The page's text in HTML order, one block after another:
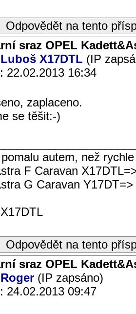
Odpovědět na tento
sraz OPEL
Luboš X17DTL (IP
22.02.2013 16:34
zaplaceno.
se těšit:-)
autem, než
F Caravan
G Caravan Y17DT=>
Odpovědět na tento
sraz OPEL
Roger (IP zapsáno)
24.02.2013 09:47